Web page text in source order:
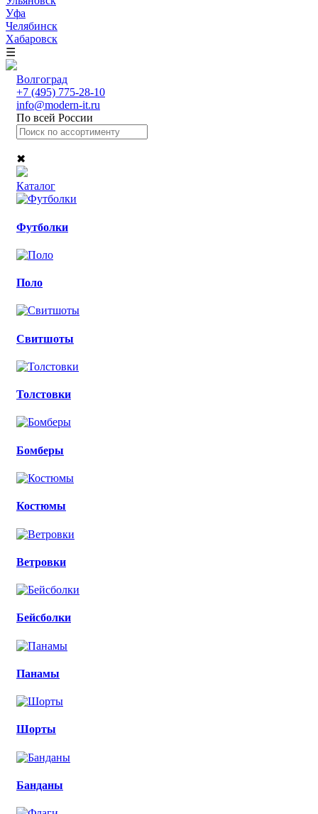
Уфа
Челябинск
Хабаровск
☰
Волгоград
+7 (495) 775-28-10
info@modern-it.ru
По всей России
✖
Каталог
Футболки
Поло
Свитшоты
Толстовки
Бомберы
Костюмы
Ветровки
Бейсболки
Панамы
Шорты
Банданы